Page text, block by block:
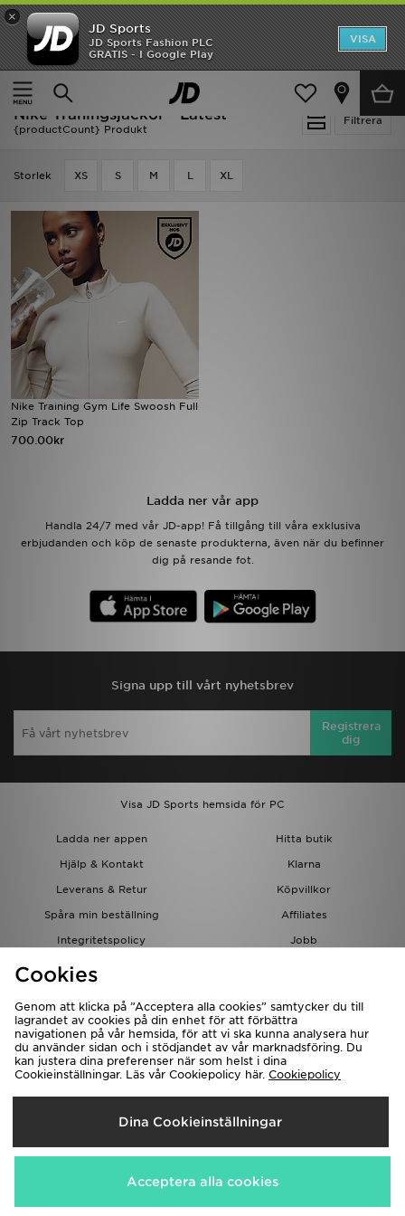
×
JD Sports
JD Sports Fashion PLC
GRATIS - I Google Play
VISA
Ny termin, ny stil Essentials för skolstarten
Hem
Dam Damkläder Träningsjackor
Filtrera
Nike Träningsjackor - Latest
{productCount} Produkt
Storlek XS S M L XL
Nike Training Gym Life Swoosh Full
Zip Track Top
700.00kr
Ladda ner vår app
Handla 24/7 med vår JD-app! Få tillgång till våra exklusiva
erbjudanden och köp de senaste produkterna, även när du befinner
dig på resande fot.
Signa upp till vårt nyhetsbrev
Registrera
dig
Visa JD Sports hemsida för PC
Ladda ner appen
Hitta butik
Hjälp & Kontakt
Klarna
Leverans & Retur
Köpvillkor
Spåra min beställning
Affiliates
Integritetspolicy
Jobb
JD-bloggen
Levererar Till
Sverige
Vi accepterar följande betalningssätt
Hem
Rea
Nyheter
Barn
Varumärken
Bästsäljare
Sport
Fotboll
Ladda ner appen
Mina meddelanden
Cookies
Genom att klicka på ”Acceptera alla cookies” samtycker du till
lagrandet av cookies på din enhet för att förbättra
navigationen på vår hemsida, för att vi ska kunna analysera hur
du använder sidan och i stödjandet av vår marknadsföring. Du
kan justera dina preferenser när som helst i dina
Cookieinställningar. Läs vår Cookiepolicy här. Cookiepolicy
Dina Cookieinställningar
Acceptera alla cookies